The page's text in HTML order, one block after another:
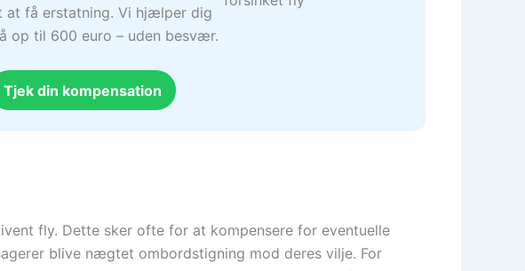
at få erstatning. Vi hjælper dig
op til 600 euro – uden besvær.
Tjek din kompensation
fly. Dette sker ofte for at kompensere for eventuelle
blive nægtet ombordstigning mod deres vilje. For